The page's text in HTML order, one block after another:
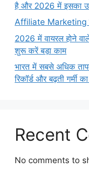
है और 2026 में इसका
Affiliate Marketing
2026 में वायरल होने
शुरू करें बड़ा काम
भारत में सबसे अधिक
रिकॉर्ड और बढ़ती गर्मी
Recent
No comments to